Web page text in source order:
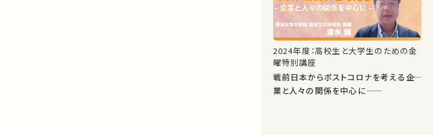
2024年度：高校生と大学生のための金
曜特別講座
戦前日本からポストコロナを考える――企
業と人々の関係を中心に――